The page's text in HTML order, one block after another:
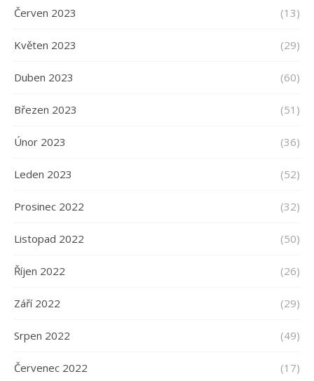
Červen 2023 (13)
Květen 2023 (29)
Duben 2023 (60)
Březen 2023 (51)
Únor 2023 (36)
Leden 2023 (52)
Prosinec 2022 (32)
Listopad 2022 (50)
Říjen 2022 (26)
Září 2022 (29)
Srpen 2022 (49)
Červenec 2022 (17)